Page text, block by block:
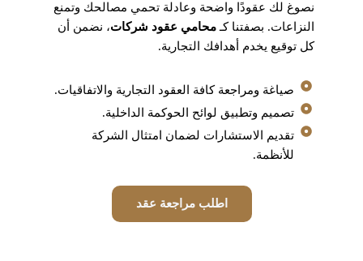
نصوغ لك عقودًا واضحة وعادلة تحمي مصالحك وتمنع
النزاعات. بصفتنا كـ محامي عقود شركات، نضمن أن
كل توقيع يخدم أهدافك التجارية.
صياغة ومراجعة كافة العقود التجارية والاتفاقيات.
تصميم وتطبيق لوائح الحوكمة الداخلية.
تقديم الاستشارات لضمان امتثال الشركة
للأنظمة.
اطلب مراجعة عقد